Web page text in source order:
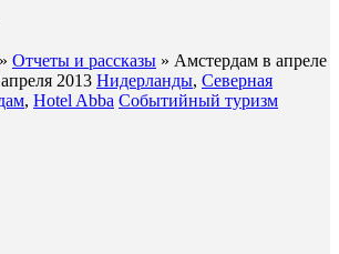
» Отчеты и рассказы » Амстердам в апреле
2013 Нидерланды, Северная
, Hotel Abba Событийный туризм